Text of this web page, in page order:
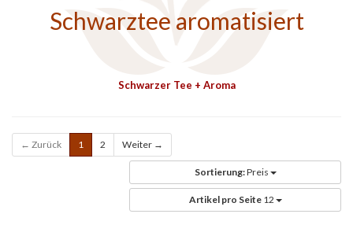
Schwarztee aromatisiert
Schwarzer Tee + Aroma
← Zurück 1 2 Weiter →
Sortierung:Preis
Artikel pro Seite 12